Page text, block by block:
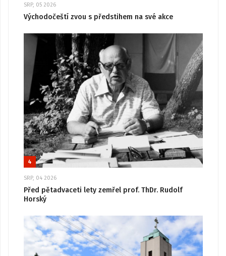
SRP, 05 2026
Východočeští zvou s předstihem na své akce
4
SRP, 04 2026
Před pětadvaceti lety zemřel prof. ThDr. Rudolf
Horský